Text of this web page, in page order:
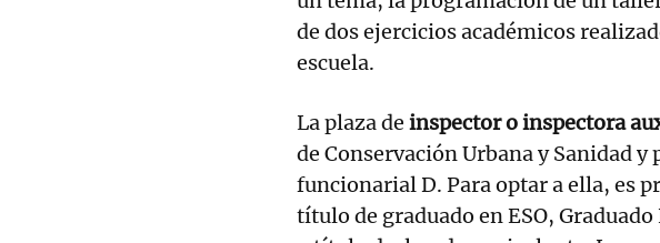
de dos ejercicios académicos
escuela.
La plaza de inspector o inspectora
de Conservación Urbana y Sanidad y
funcionarial D. Para optar a ella, es
título de graduado en ESO,